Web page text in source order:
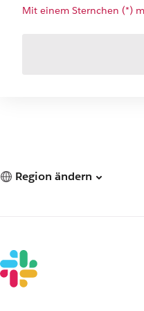
Mit einem Sternchen (*)
Region ändern